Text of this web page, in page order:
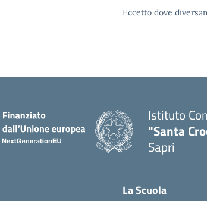
Eccetto dove
Istituto
"Santa
Sapri
La Scuola